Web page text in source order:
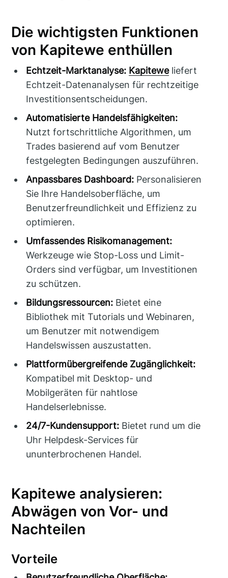
Die wichtigsten Funktionen
von Kapitewe enthüllen
Echtzeit-Marktanalyse: Kapiteweliefert
Echtzeit-Datenanalysen für rechtzeitige
Investitionsentscheidungen.
Automatisierte Handelsfähigkeiten:
Nutzt fortschrittliche Algorithmen, um
Trades basierend auf vom Benutzer
festgelegten Bedingungen auszuführen.
Anpassbares Dashboard: Personalisieren
Sie Ihre Handelsoberfläche, um
Benutzerfreundlichkeit und Effizienz zu
optimieren.
Umfassendes Risikomanagement:
Werkzeuge wie Stop-Loss und Limit-
Orders sind verfügbar, um Investitionen
zu schützen.
Bildungsressourcen: Bietet eine
Bibliothek mit Tutorials und Webinaren,
um Benutzer mit notwendigem
Handelswissen auszustatten.
Plattformübergreifende Zugänglichkeit:
Kompatibel mit Desktop- und
Mobilgeräten für nahtlose
Handelserlebnisse.
24/7-Kundensupport: Bietet rund um die
Uhr Helpdesk-Services für
ununterbrochenen Handel.
Kapitewe analysieren:
Abwägen von Vor- und
Nachteilen
Vorteile